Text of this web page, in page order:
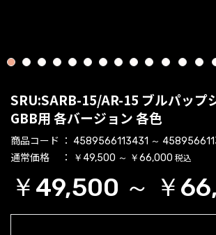
1 2 3 4 5 6 7 8 9 10 11 12 13
SRU:SARB-15/AR-15 ブルパップ
GBB用 各バージョン 各色
商品コード 4589566113431 ～
通常価格 ￥49,500 ～ ￥66,000 税込
￥49,500 ～ ￥